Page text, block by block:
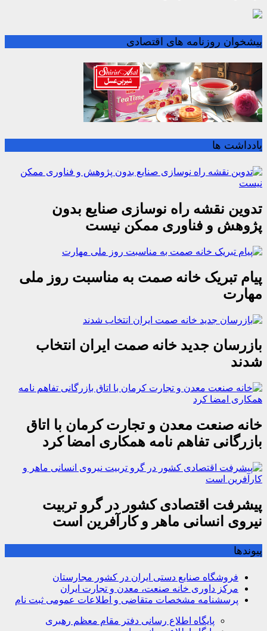
پیشخوان روزنامه های اقتصادی
یادداشت ها
تدوین نقشه راه نوسازی صنایع بدون
پژوهش و فناوری ممکن نیست
پیام تبریک خانه صمت به مناسبت روز ملی
مهارت
بازرسان جدید خانه صمت ایران انتخاب
شدند
خانه صنعت معدن و تجارت کرمان با اتاق
بازرگانی تفاهم نامه همکاری امضا کرد
پیشرفت اقتصادی کشور در گرو تربیت
نیروی انسانی ماهر و کارآفرین است
پیوندها
فروشگاه صنایع دستی ایران در کشور مجارستان
مرکز داوری خانه صنعت، معدن و تجارت ایران
پرسشنامه مشخصات متقاضی و اطلاعات عمومی ثبت نام
پایگاه اطلاع رسانی دفتر مقام معظم رهبری